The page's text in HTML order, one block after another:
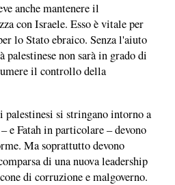
anche mantenere il
con Israele. Esso è vitale per
lo Stato ebraico. Senza l'aiuto
non sarà in grado di
il controllo della
palestinesi si stringano intorno a
e Fatah in particolare – devono
Ma soprattutto devono
di una nuova leadership
di corruzione e malgoverno.